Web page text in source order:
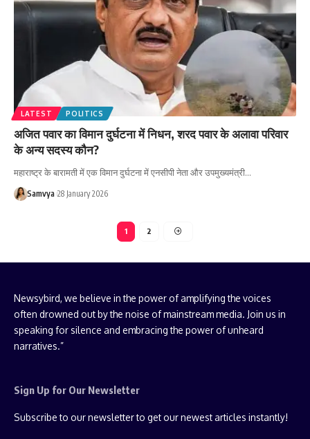
LATEST POLITICS
अजित पवार का विमान दुर्घटना में निधन, शरद पवार के अलावा परिवार
के अन्य सदस्य कौन?
महाराष्ट्र के बारामती में एक विमान दुर्घटना में एनसीपी नेता और उपमुख्यमंत्री…
Samvya 28 January 2026
1 2
Newsybird, we believe in the power of amplifying the voices
often drowned out by the noise of mainstream media. Join us in
speaking for silence and embracing the power of unheard
narratives.”
Sign Up for Our Newsletter
Subscribe to our newsletter to get our newest articles instantly!